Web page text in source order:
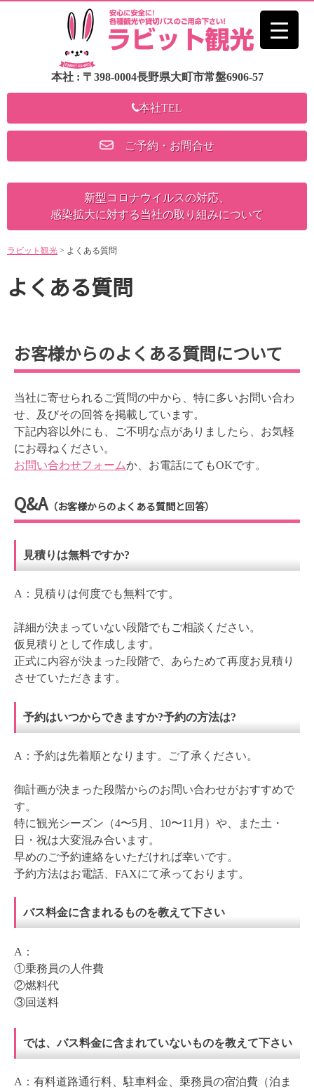
本社 : 〒398-0004長野県大町市常盤6906-57
本社TEL
ご予約・お問合せ
新型コロナウイルスの対応、
感染拡大に対する当社の取り組みについて
ラビット観光 > よくある質問
よくある質問
お客様からのよくある質問について
当社に寄せられるご質問の中から、特に多いお問い合わ
せ、及びその回答を掲載しています。
下記内容以外にも、ご不明な点がありましたら、お気軽
にお尋ねください。
お問い合わせフォームか、お電話にてもOKです。
Q&A（お客様からのよくある質問と回答）
見積りは無料ですか?
A：見積りは何度でも無料です。
詳細が決まっていない段階でもご相談ください。
仮見積りとして作成します。
正式に内容が決まった段階で、あらためて再度お見積り
させていただきます。
予約はいつからできますか?予約の方法は?
A：予約は先着順となります。ご了承ください。
御計画が決まった段階からのお問い合わせがおすすめで
す。
特に観光シーズン（4〜5月、10〜11月）や、また土・
日・祝は大変混み合います。
早めのご予約連絡をいただければ幸いです。
予約方法はお電話、FAXにて承っております。
バス料金に含まれるものを教えて下さい
A：
①乗務員の人件費
②燃料代
③回送料
では、バス料金に含まれていないものを教えて下さい
A：有料道路通行料、駐車料金、乗務員の宿泊費（泊ま